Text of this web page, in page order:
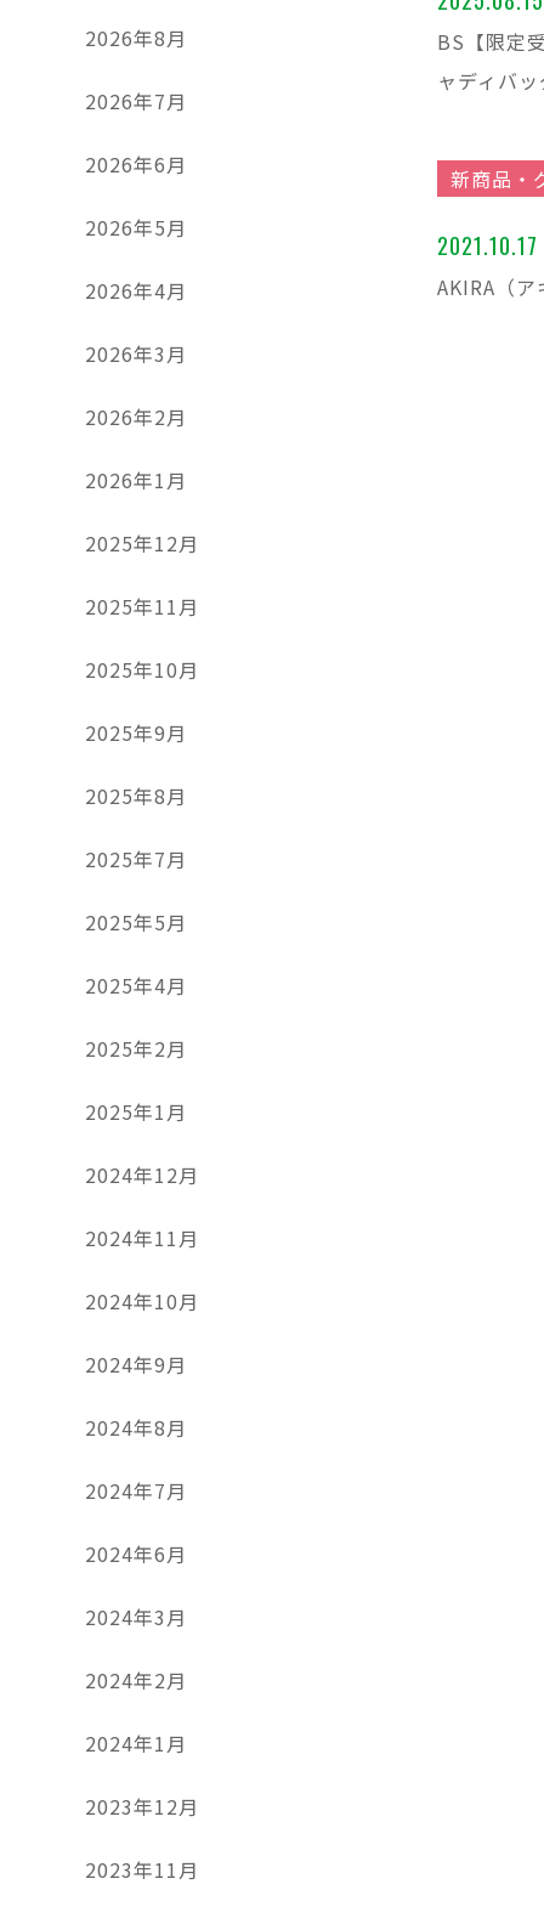
BS【限定
ャディバ
新商品・
2021.10.17
AKIRA（
2026年8月
2026年7月
2026年6月
2026年5月
2026年4月
2026年3月
2026年2月
2026年1月
2025年12月
2025年11月
2025年10月
2025年9月
2025年8月
2025年7月
2025年5月
2025年4月
2025年2月
2025年1月
2024年12月
2024年11月
2024年10月
2024年9月
2024年8月
2024年7月
2024年6月
2024年3月
2024年2月
2024年1月
2023年12月
2023年11月